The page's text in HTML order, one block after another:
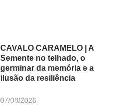
CAVALO CARAMELO | A
Semente no telhado, o
germinar da memória e a
ilusão da resiliência
07/08/2026